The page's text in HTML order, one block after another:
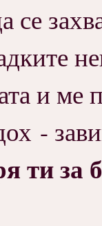
се
и ме
-
ти за